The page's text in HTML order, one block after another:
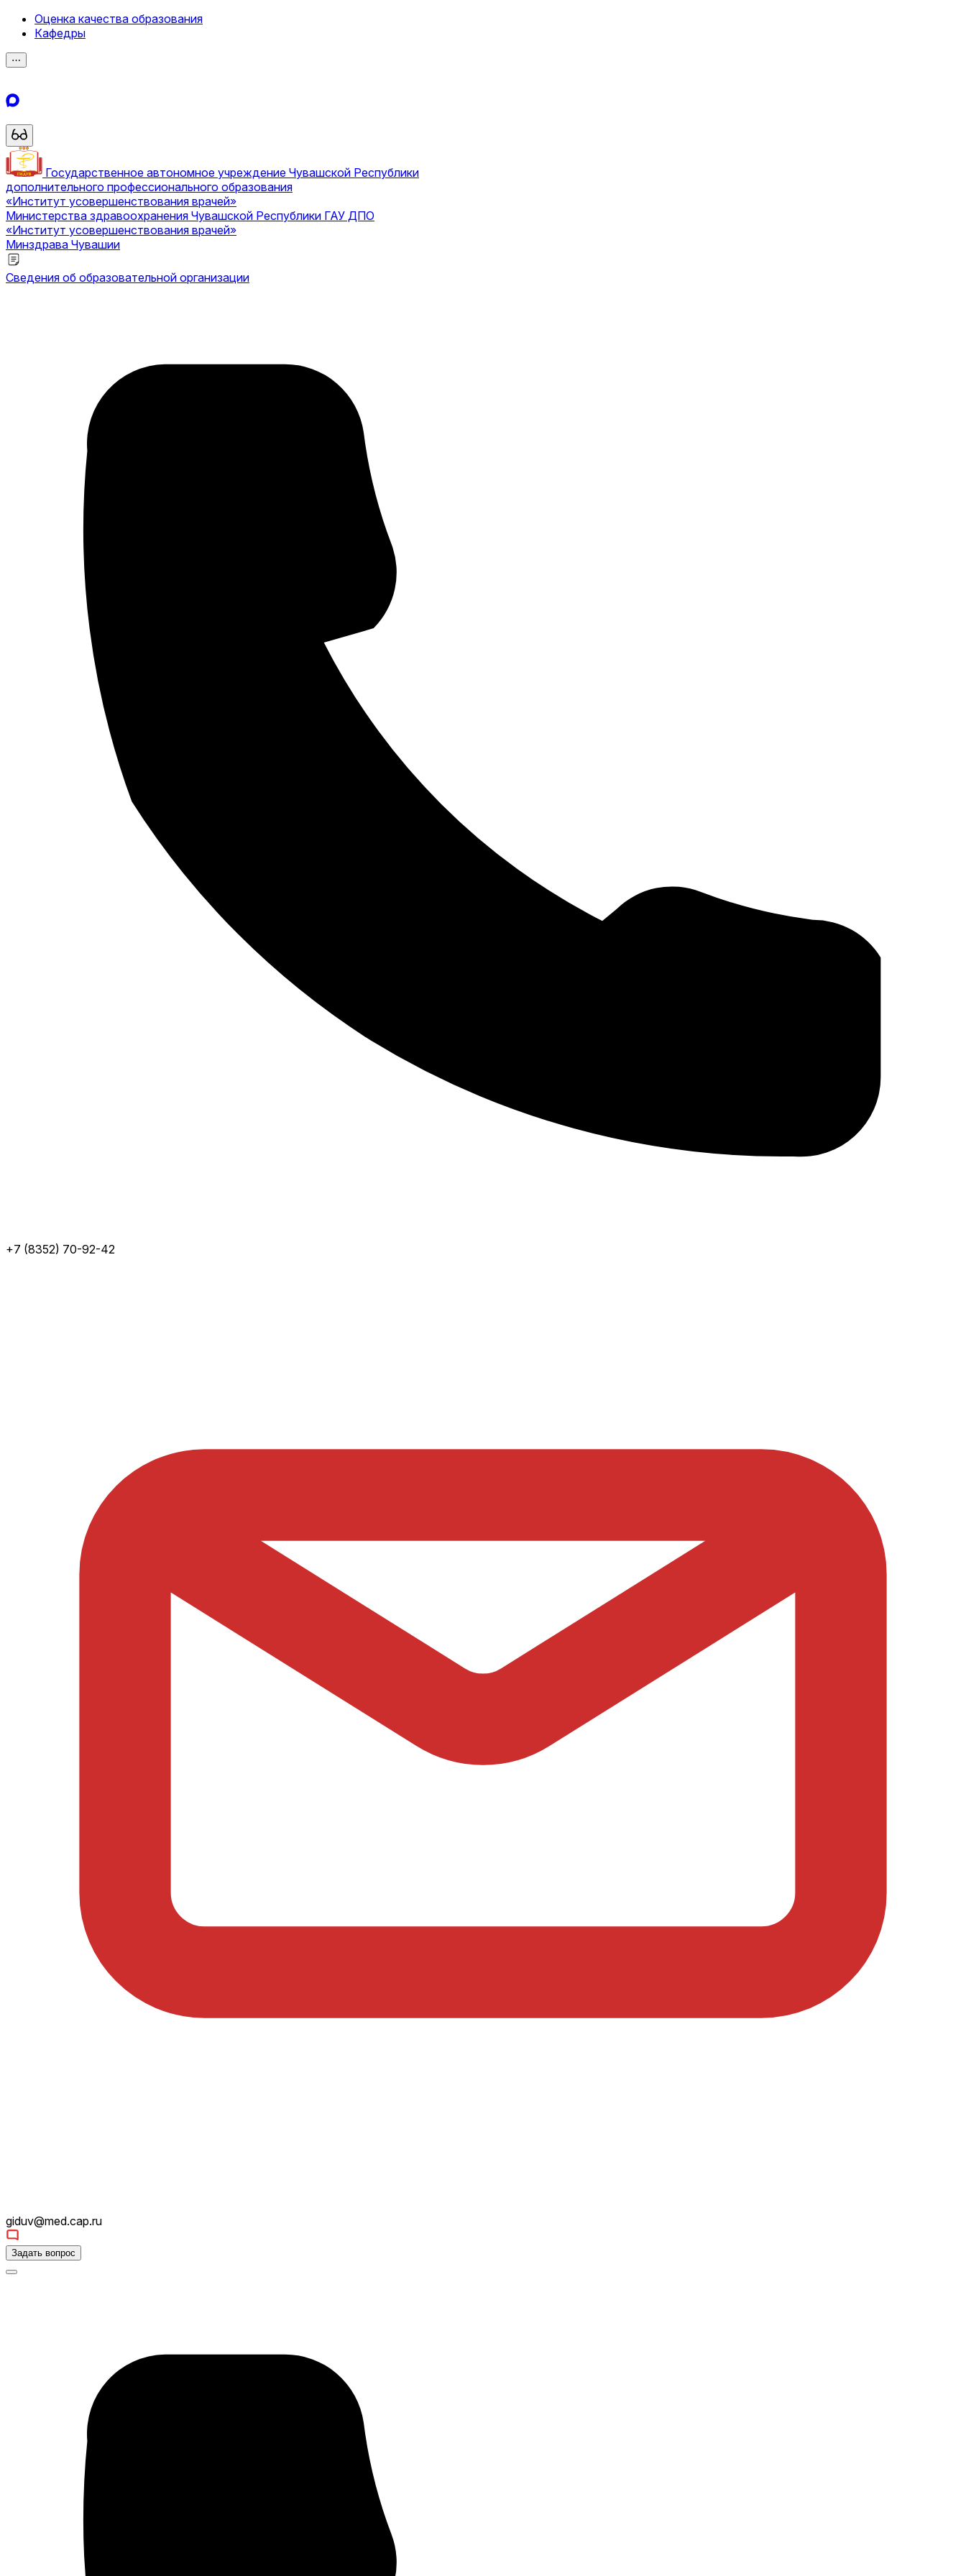
Оценка качества образования
Кафедры
⋯
Государственное автономное учреждение Чувашской Республики
дополнительного профессионального образования
«Институт усовершенствования врачей»
Министерства здравоохранения Чувашской Республики ГАУ ДПО
«Институт усовершенствования врачей»
Минздрава Чувашии
Сведения об образовательной организации
+7 (8352) 70-92-42
giduv@med.cap.ru
Задать вопрос